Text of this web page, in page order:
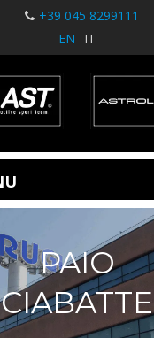
+39 045 8299111
EN
IT
PAIO
CIABATTE